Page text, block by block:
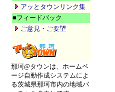
アッとタウンリンク集
■フィードバック
ご意見・ご要望
那珂@タウンは、ホームペ
ージ自動作成システムによ
る茨城県那珂市内の地域バ